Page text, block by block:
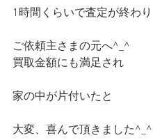
1時間くらいで査定が終わり
ご依頼主さまの元へ^_^
買取金額にも満足され
家の中が片付いたと
大変、喜んで頂きました^_^